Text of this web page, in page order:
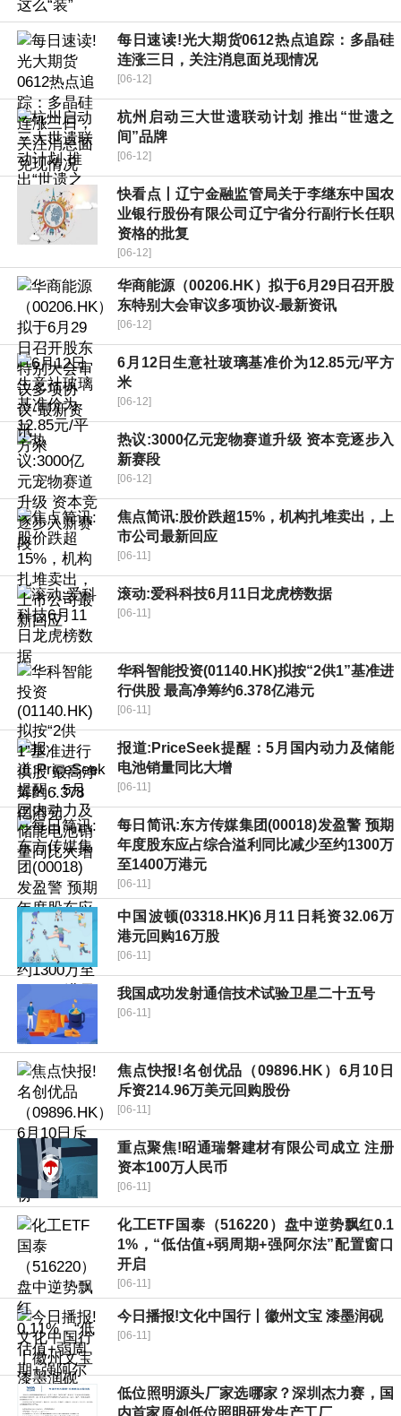
每日速读!光大期货0612热点追踪：多晶硅
连涨三日，关注消息面兑现情况
[06-12]
杭州启动三大世遗联动计划 推出“世遗之
间”品牌
[06-12]
快看点丨辽宁金融监管局关于李继东中国农
业银行股份有限公司辽宁省分行副行长任职
资格的批复
[06-12]
华商能源（00206.HK）拟于6月29日召开股
东特别大会审议多项协议-最新资讯
[06-12]
6月12日生意社玻璃基准价为12.85元/平方
米
[06-12]
热议:3000亿元宠物赛道升级 资本竞逐步入
新赛段
[06-12]
焦点简讯:股价跌超15%，机构扎堆卖出，上
市公司最新回应
[06-11]
滚动:爱科科技6月11日龙虎榜数据
[06-11]
华科智能投资(01140.HK)拟按“2供1”基准进
行供股 最高净筹约6.378亿港元
[06-11]
报道:PriceSeek提醒：5月国内动力及储能
电池销量同比大增
[06-11]
每日简讯:东方传媒集团(00018)发盈警 预期
年度股东应占综合溢利同比减少至约1300万
至1400万港元
[06-11]
中国波顿(03318.HK)6月11日耗资32.06万
港元回购16万股
[06-11]
我国成功发射通信技术试验卫星二十五号
[06-11]
焦点快报!名创优品（09896.HK）6月10日
斥资214.96万美元回购股份
[06-11]
重点聚焦!昭通瑞磐建材有限公司成立 注册
资本100万人民币
[06-11]
化工ETF国泰（516220）盘中逆势飘红0.1
1%，“低估值+弱周期+强阿尔法”配置窗口
开启
[06-11]
今日播报!文化中国行丨徽州文宝 漆墨润砚
[06-11]
低位照明源头厂家选哪家？深圳杰力赛，国
内首家原创低位照明研发生产工厂